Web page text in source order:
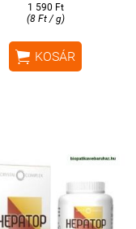
1 590 Ft
(8 Ft / g)
 KOSÁR